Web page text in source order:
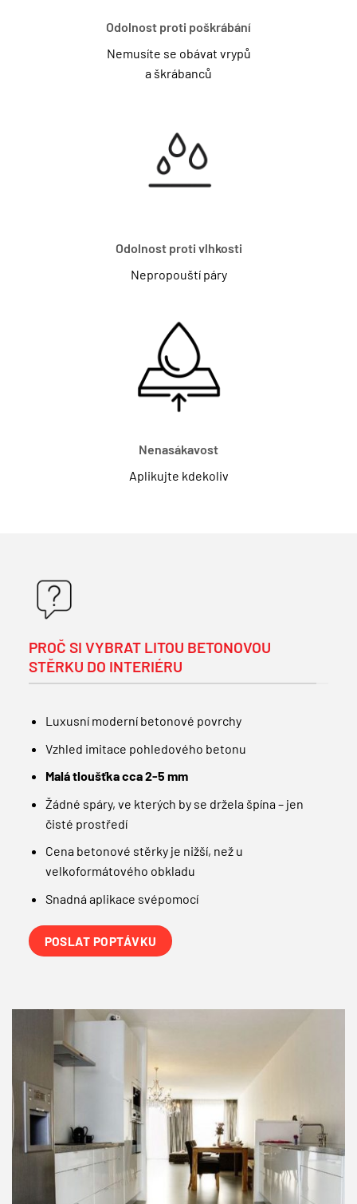
Odolnost proti poškrábání
Nemusíte se obávat vrypů
a škrábanců
Odolnost proti vlhkosti
Nepropouští páry
Nenasákavost
Aplikujte kdekoliv
PROČ SI VYBRAT LITOU BETONOVOU
STĚRKU DO INTERIÉRU
Luxusní moderní betonové povrchy
Vzhled imitace pohledového betonu
Malá tloušťka cca 2-5 mm
Žádné spáry, ve kterých by se držela špína – jen
čisté prostředí
Cena betonové stěrky je nižší, než u
velkoformátového obkladu
Snadná aplikace svépomocí
POSLAT POPTÁVKU